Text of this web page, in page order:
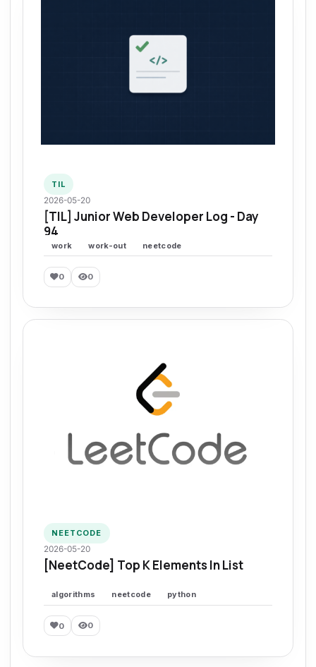
TIL
2026-05-20
[TIL] Junior Web Developer Log - Day
94
work work-out neetcode
0 0
NEETCODE
2026-05-20
[NeetCode] Top K Elements In List
algorithms neetcode python
0 0